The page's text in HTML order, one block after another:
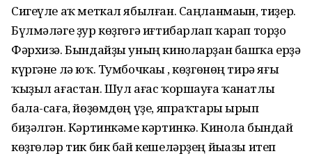
Сигеүле аҡ меткал ябылған. Саңланмаһын, тиҙер.
Бүлмәләге ҙур көҙгөгә иғтибарлап ҡарап торҙо
Фәрхизә. Бындайҙы уның киноларҙан башҡа ерҙә
күргәне лә юҡ. Тумбочкаһы , көҙгөнөң тирә яғы
ҡыҙыл ағастан. Шул ағас ҡоршауға ҡанатлы
бала-саға, йөҙөмдөң үҙе, япраҡтары ырып
биҙәлгән. Кәртинкәме кәртинкә. Кинола бындай
көҙгөләр тик бик бай кешеләрҙең йыһазы итеп